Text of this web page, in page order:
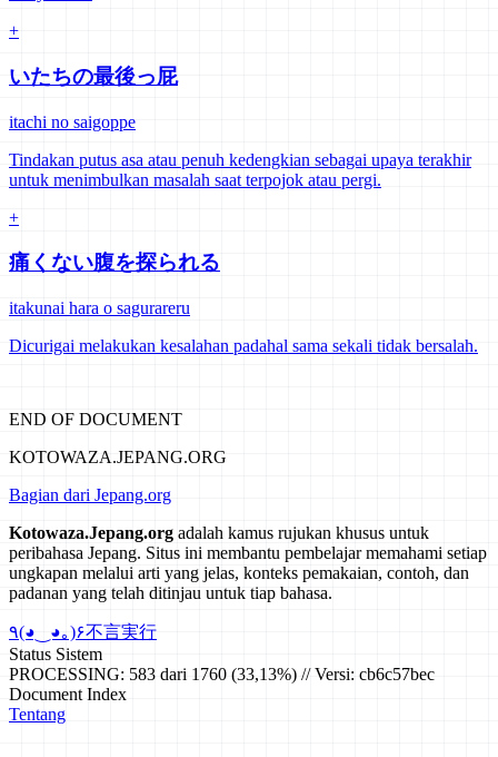
+
いたちの最後っ屁
itachi no saigoppe
Tindakan putus asa atau penuh kedengkian sebagai upaya terakhir
untuk menimbulkan masalah saat terpojok atau pergi.
+
痛くない腹を探られる
itakunai hara o sagurareru
Dicurigai melakukan kesalahan padahal sama sekali tidak bersalah.
END OF DOCUMENT
KOTOWAZA.JEPANG.ORG
Bagian dari Jepang.org
Kotowaza.Jepang.org adalah kamus rujukan khusus untuk
peribahasa Jepang. Situs ini membantu pembelajar memahami setiap
ungkapan melalui arti yang jelas, konteks pemakaian, contoh, dan
padanan yang telah ditinjau untuk tiap bahasa.
٩(◕‿◕｡)۶不言実行
Status Sistem
PROCESSING: 583 dari 1760 (33,13%) // Versi: cb6c57bec
Document Index
Tentang